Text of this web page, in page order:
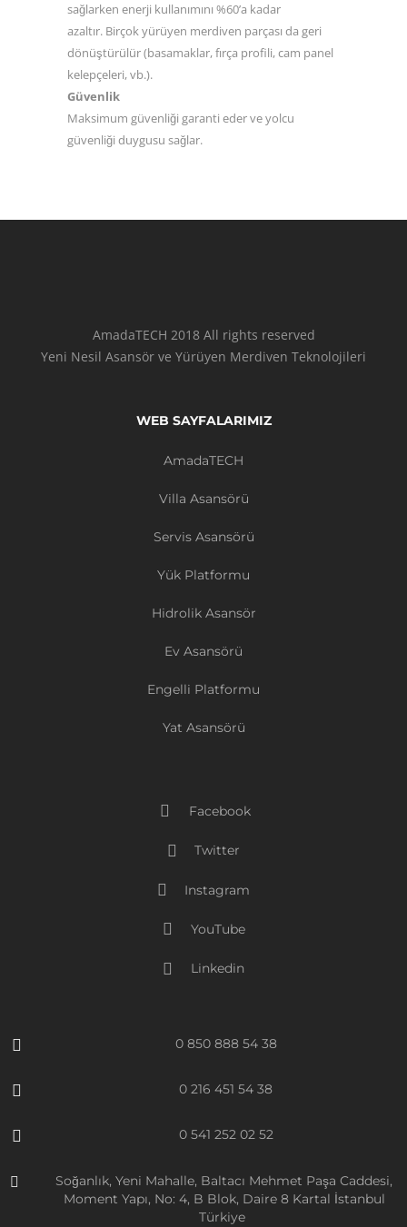
sağlarken enerji kullanımını %60’a kadar
azaltır. Birçok yürüyen merdiven parçası da geri
dönüştürülür (basamaklar, fırça profili, cam panel
kelepçeleri, vb.).
Güvenlik
Maksimum güvenliği garanti eder ve yolcu
güvenliği duygusu sağlar.
AmadaTECH 2018 All rights reserved
Yeni Nesil Asansör ve Yürüyen Merdiven Teknolojileri
WEB SAYFALARIMIZ
AmadaTECH
Villa Asansörü
Servis Asansörü
Yük Platformu
Hidrolik Asansör
Ev Asansörü
Engelli Platformu
Yat Asansörü
Facebook
Twitter
Instagram
YouTube
Linkedin
0 850 888 54 38
0 216 451 54 38
0 541 252 02 52
Soğanlık, Yeni Mahalle, Baltacı Mehmet Paşa Caddesi,
Moment Yapı, No: 4, B Blok, Daire 8 Kartal İstanbul
Türkiye